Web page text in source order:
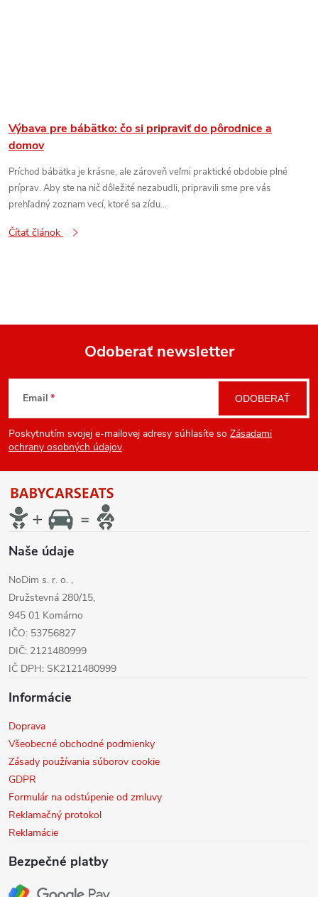
Výbava pre bábätko: čo si pripraviť do pôrodnice a
domov
Príchod bábätka je krásne, ale zároveň veľmi praktické obdobie plné
príprav. Aby ste na nič dôležité nezabudli, pripravili sme pre vás
prehľadný zoznam vecí, ktoré sa zídu...
Čítať článok
Z
á
p
ä
e
Odoberať newsletter
Email
Poskytnutím svojej e-mailovej adresy súhlasíte so Zásadami
ochrany osobných údajov.
ODOBERAŤ
Naše údaje
NoDim s. r. o. ,
Družstevná 280/15,
945 01 Komárno
IČO: 53756827
DIČ: 2121480999
IČ DPH: SK2121480999
Informácie
Doprava
Všeobecné obchodné podmienky
Zásady používania súborov cookie
GDPR
Formulár na odstúpenie od zmluvy
Reklamačný protokol
Reklamácie
Bezpečné platby